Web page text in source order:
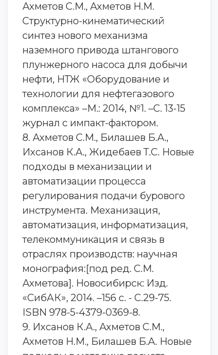
Ахметов С.М., Ахметов Н.М.
Структурно-кинематический
синтез нового механизма
наземного привода штангового
плунжерного насоса для добычи
нефти, НТЖ «Оборудование и
технологии для нефтегазового
комплекса» –М.: 2014, №1. –С. 13-15
журнал с импакт-фактором.
8. Ахметов С.М., Билашев Б.А.,
Ихсанов К.А., Жидебаев Т.С. Новые
подходы в механизации и
автоматизации процесса
регулирования подачи бурового
инструмента. Механизация,
автоматизация, информатизация,
телекоммуникация и связь в
отраслях производств: научная
монография:[под ред. С.М.
Ахметова]. Новосибирск: Изд.
«СибАК», 2014. –156 с. - С.29-75.
ISBN 978-5-4379-0369-8.
9. Ихсанов К.А., Ахметов С.М.,
Ахметов Н.М., Билашев Б.А. Новые